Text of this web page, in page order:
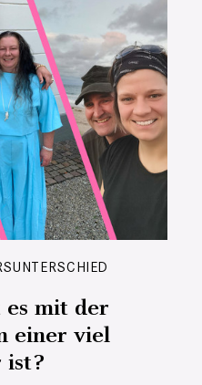
mit der
einer viel
ist?